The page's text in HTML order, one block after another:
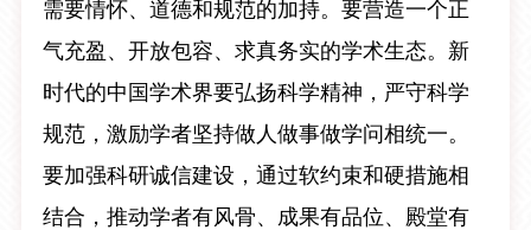
需要情怀、道德和规范的加持。要营造一个正
气充盈、开放包容、求真务实的学术生态。新
时代的中国学术界要弘扬科学精神，严守科学
规范，激励学者坚持做人做事做学问相统一。
要加强科研诚信建设，通过软约束和硬措施相
结合，推动学者有风骨、成果有品位、殿堂有